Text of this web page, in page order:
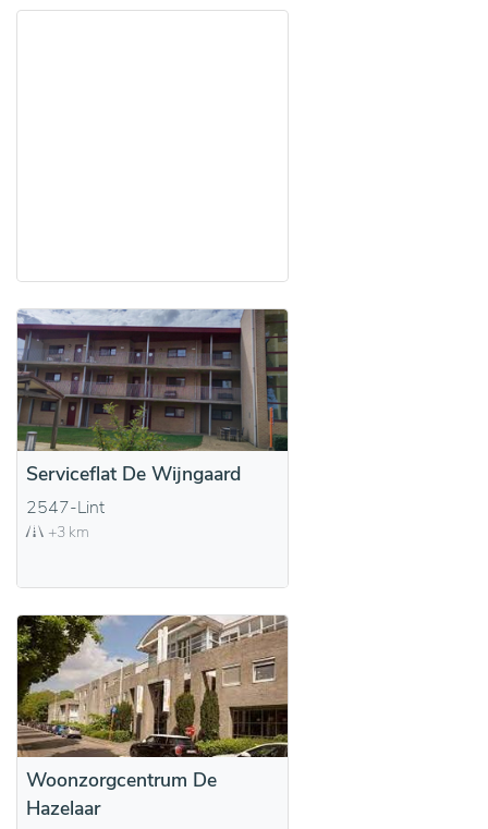
Serviceflat De Wijngaard
2547-Lint
+3 km
Woonzorgcentrum De
Hazelaar